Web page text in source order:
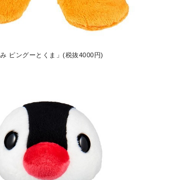
ピングーとくま」(税抜4000円)